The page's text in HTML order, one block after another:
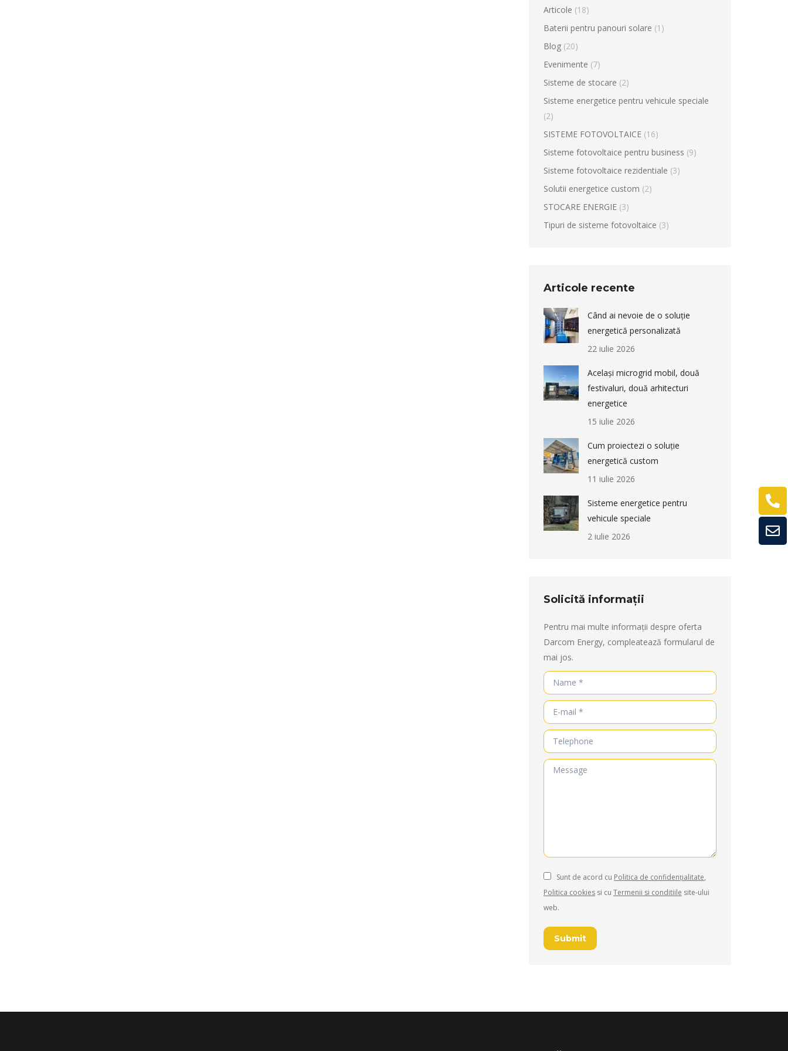
Articole (18)
Baterii pentru panouri solare (1)
Blog (20)
Evenimente (7)
Sisteme de stocare (2)
Sisteme energetice pentru vehicule speciale
(2)
SISTEME FOTOVOLTAICE (16)
Sisteme fotovoltaice pentru business (9)
Sisteme fotovoltaice rezidentiale (3)
Solutii energetice custom (2)
STOCARE ENERGIE (3)
Tipuri de sisteme fotovoltaice (3)
Articole recente
Când ai nevoie de o soluție
energetică personalizată
22 iulie 2026
Același microgrid mobil, două
festivaluri, două arhitecturi
energetice
15 iulie 2026
Cum proiectezi o soluție
energetică custom
11 iulie 2026
Sisteme energetice pentru
vehicule speciale
2 iulie 2026
Solicită informații
Pentru mai multe informații despre oferta
Darcom Energy, compleatează formularul de
mai jos.
Name *
E-mail *
Telephone
Message
Sunt de acord cu Politica de confidențialitate,
Politica cookies si cu Termenii si conditiile site-ului
web.
Submit